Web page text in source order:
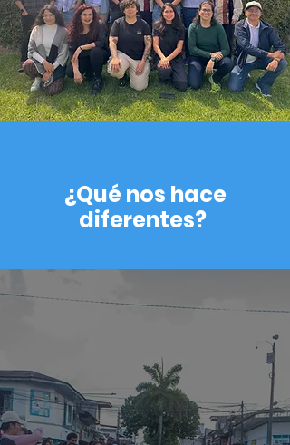
¿Qué nos hace
diferentes?